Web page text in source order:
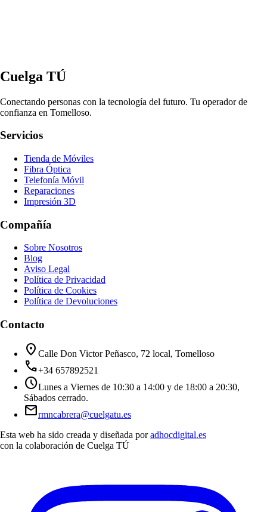
Cuelga TÚ
Conectando personas con la tecnología del futuro. Tu operador de
confianza en Tomelloso.
Servicios
Tienda de Móviles
Fibra Óptica
Telefonía Móvil
Reparaciones
Impresión 3D
Compañía
Sobre Nosotros
Blog
Aviso Legal
Política de Privacidad
Política de Cookies
Política de Devoluciones
Contacto
location_on Calle Don Victor Peñasco, 72 local, Tomelloso
call+34 657892521
scheduleLunes a Viernes de 10:30 a 14:00 y de 18:00 a 20:30,
Sábados cerrado.
mailrmncabrera@cuelgatu.es
Esta web ha sido creada y diseñada por adhocdigital.es
con la colaboración de Cuelga TÚ